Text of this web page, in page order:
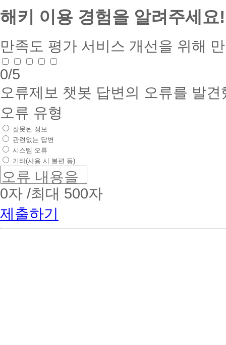
해키 이용 경험을 알려주세요!
만족도 평가 서비스 개선을 위해
0/5
오류제보 챗봇 답변의 오류를 발
오류 유형
잘못된 정보
관련없는 답변
시스템 오류
기타(사용 시 불편 등)
0자 /최대 500자
제출하기